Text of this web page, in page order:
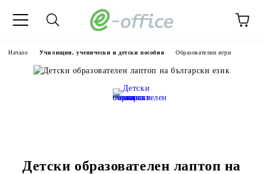
Начало Училищни, ученически и детски пособия Образователни игри
Детски образователен лаптоп на